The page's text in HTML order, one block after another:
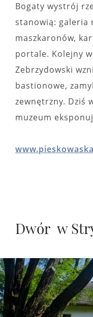
Bogaty wystrój
stanowią: galeria
maszkaronów,
portale. Kolejny
Zebrzydowski
bastionowe,
zewnętrzny. Dziś
muzeum
Dwór w